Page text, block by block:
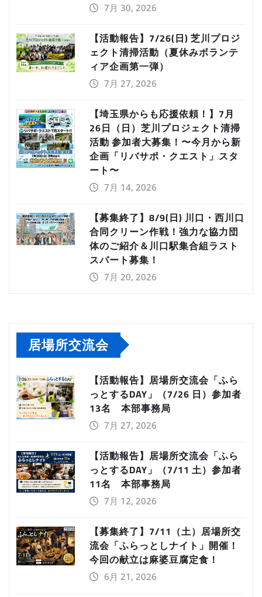
7月 30, 2026
【活動報告】7/26(日) 芝川プロジ
ェクト清掃活動（夏休みボランテ
ィア企画第一弾）
7月 27, 2026
【埼玉県からも応援依頼！】7月
26日（日）芝川プロジェクト清掃
活動 参加者大募集！〜今月から新
企画「リバサポ・クエスト」スタ
ート〜
7月 14, 2026
【募集終了】8/9(日) 川口・西川口
合同クリーン作戦！強力な協力団
体のご紹介＆川口駅集合組ラスト
スパート募集！
7月 20, 2026
居場所交流会
【活動報告】居場所交流会「ふら
っとするDAY」（7/26 日）参加者
13名 本部事務局
7月 27, 2026
【活動報告】居場所交流会「ふら
っとするDAY」（7/11 土）参加者
11名 本部事務局
7月 12, 2026
【募集終了】7/11（土）居場所交
流会「ふらっとしナイト」開催！
今回の献立は麻婆豆腐定食！
6月 21, 2026